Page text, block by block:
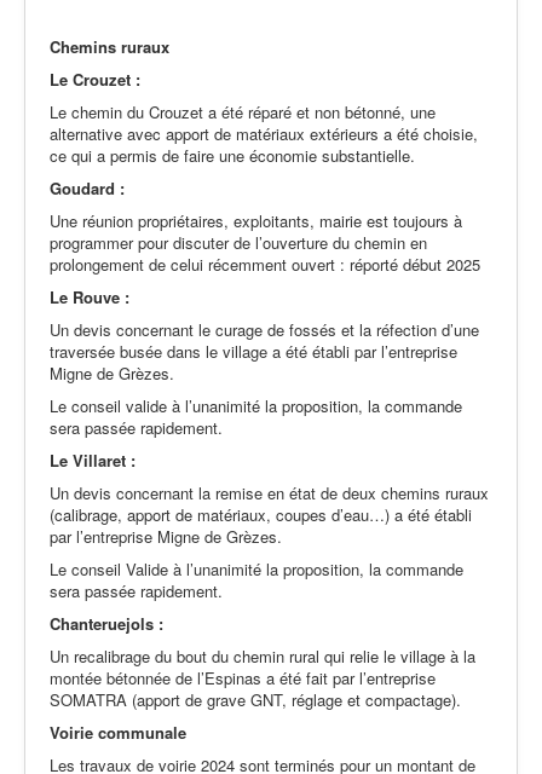
Chemins ruraux
Le Crouzet :
Le chemin du Crouzet a été réparé et non bétonné, une
alternative avec apport de matériaux extérieurs a été choisie,
ce qui a permis de faire une économie substantielle.
Goudard :
Une réunion propriétaires, exploitants, mairie est toujours à
programmer pour discuter de l’ouverture du chemin en
prolongement de celui récemment ouvert : réporté début 2025
Le Rouve :
Un devis concernant le curage de fossés et la réfection d’une
traversée busée dans le village a été établi par l’entreprise
Migne de Grèzes.
Le conseil valide à l’unanimité la proposition, la commande
sera passée rapidement.
Le Villaret :
Un devis concernant la remise en état de deux chemins ruraux
(calibrage, apport de matériaux, coupes d’eau…) a été établi
par l’entreprise Migne de Grèzes.
Le conseil Valide à l’unanimité la proposition, la commande
sera passée rapidement.
Chanteruejols :
Un recalibrage du bout du chemin rural qui relie le village à la
montée bétonnée de l’Espinas a été fait par l’entreprise
SOMATRA (apport de grave GNT, réglage et compactage).
Voirie communale
Les travaux de voirie 2024 sont terminés pour un montant de